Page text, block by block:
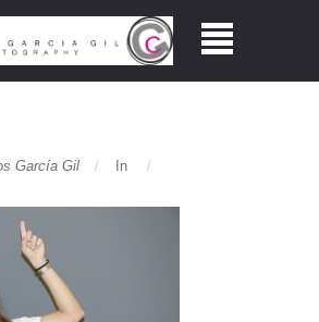
García Gil In